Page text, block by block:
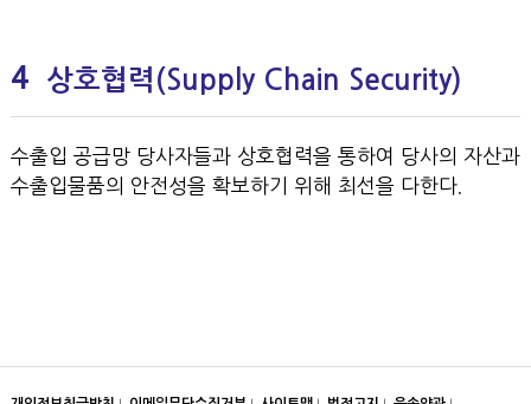
4 상호협력(Supply Chain Security)
수출입 공급망 당사자들과 상호협력을 통하여 당사의 자산과
수출입물품의 안전성을 확보하기 위해 최선을 다한다．